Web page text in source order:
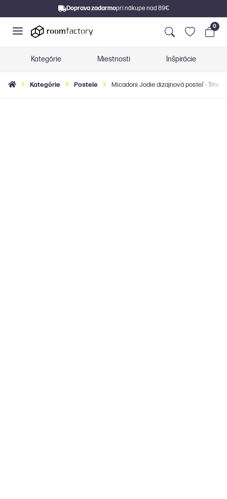
Doprava zadarmopri nákupe nad 89€
0
Kategórie Miestnosti Inšpirácie
Kategórie Postele Micadoni Jodie dizajnová posteľ -